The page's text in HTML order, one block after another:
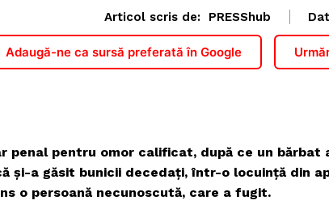
Articol scris de: PRESShub
Adaugă-ne ca sursă preferată în Google
penal pentru omor calificat, după ce un bărbat
şi-a găsit bunicii decedaţi, într-o locuinţă din
o persoană necunoscută, care a fugit.